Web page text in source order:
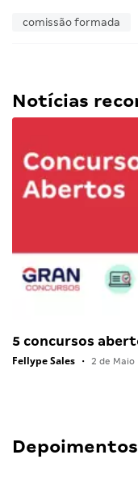
comissão formada
Notícias
5 concursos
Fellype Sales • 2 de Maio